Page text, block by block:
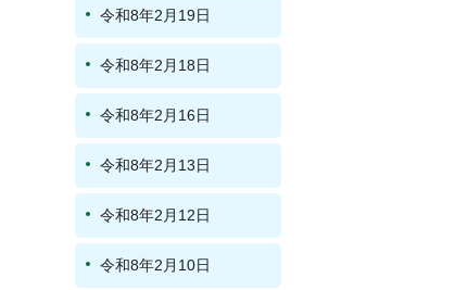
令和8年2月19日
令和8年2月18日
令和8年2月16日
令和8年2月13日
令和8年2月12日
令和8年2月10日